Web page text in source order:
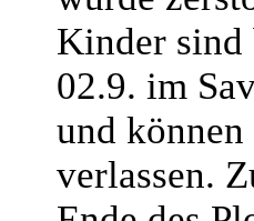
Kinder sind
02.9. im
und
verlassen.